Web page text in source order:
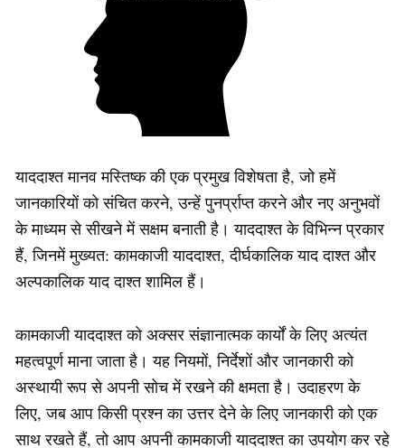
याददाश्त मानव मस्तिष्क की एक प्रमुख विशेषता है, जो हमें
जानकारियों को संचित करने, उन्हें पुनर्प्राप्त करने और नए अनुभवों
के माध्यम से सीखने में सक्षम बनाती है। याददाश्त के विभिन्न प्रकार
हैं, जिनमें मुख्यत: कामकाजी याददाश्त, दीर्घकालिक याद दाश्त और
अल्पकालिक याद दाश्त शामिल हैं।
कामकाजी याददाश्त को अक्सर संज्ञानात्मक कार्यों के लिए अत्यंत
महत्वपूर्ण माना जाता है। यह नियमों, निर्देशों और जानकारी को
अस्थायी रूप से अपनी सोच में रखने की क्षमता है। उदाहरण के
लिए, जब आप किसी प्रश्न का उत्तर देने के लिए जानकारी को एक
साथ रखते हैं, तो आप अपनी कामकाजी याददाश्त का उपयोग कर रहे